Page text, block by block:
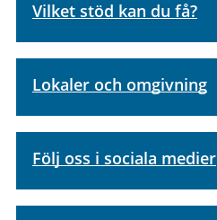
Vilket stöd kan du få?
Lokaler och omgivning
Följ oss i sociala medier